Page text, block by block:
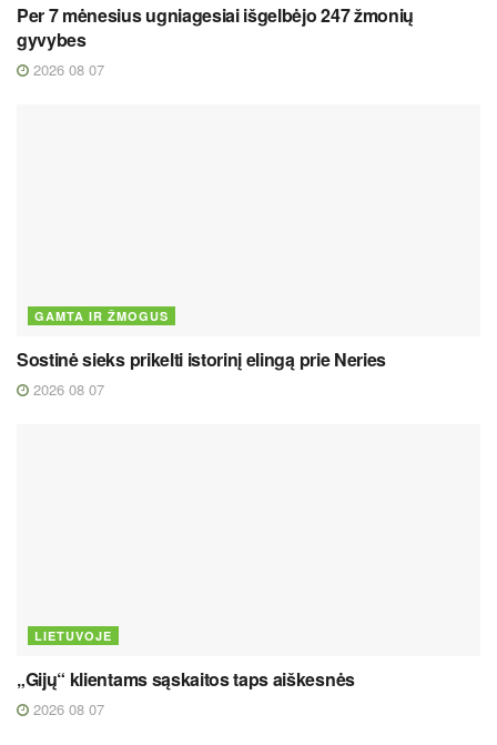
Per 7 mėnesius ugniagesiai išgelbėjo 247 žmonių
gyvybes
2026 08 07
GAMTA IR ŽMOGUS
Sostinė sieks prikelti istorinį elingą prie Neries
2026 08 07
LIETUVOJE
„Gijų“ klientams sąskaitos taps aiškesnės
2026 08 07